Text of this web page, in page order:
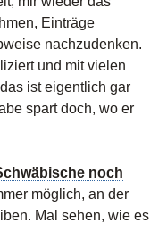
Einträge
nachzudenken.
und mit vielen
ist eigentlich gar
spart doch, wo er
noch
möglich, an der
Mal sehen, wie es